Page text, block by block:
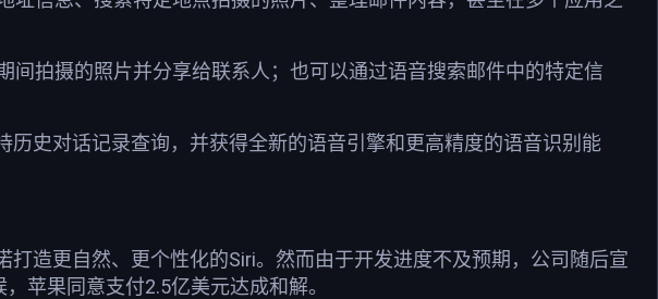
拍摄的照片并分享给联系人；也可以通过语音搜索邮件中的特定信
史对话记录查询，并获得全新的语音引擎和更高精度的语音识别能
造更自然、更个性化的Siri。然而由于开发进度不及预期，公司随后宣
苹果同意支付2.5亿美元达成和解。